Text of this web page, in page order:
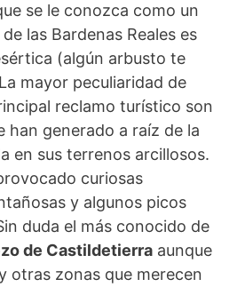
se le conozca como un
las Bardenas Reales es
(algún arbusto te
mayor peculiaridad de
reclamo turístico son
han generado a raíz de la
en sus terrenos arcillosos.
curiosas
y algunos picos
duda el más conocido de
de Castildetierra aunque
otras zonas que merecen